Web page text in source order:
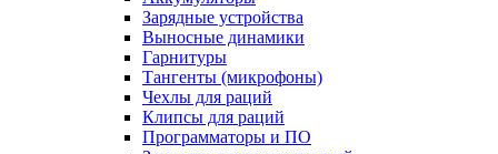
Зарядные устройства
Выносные динамики
Гарнитуры
Тангенты (микрофоны)
Чехлы для раций
Клипсы для раций
Программаторы и ПО